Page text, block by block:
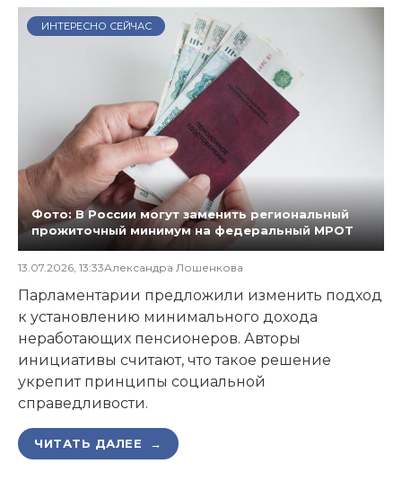
ИНТЕРЕСНО СЕЙЧАС
Фото: В России могут заменить региональный
прожиточный минимум на федеральный МРОТ
13.07.2026, 13:33Александра Лошенкова
Парламентарии предложили изменить подход
к установлению минимального дохода
неработающих пенсионеров. Авторы
инициативы считают, что такое решение
укрепит принципы социальной
справедливости.
ЧИТАТЬ ДАЛЕЕ →